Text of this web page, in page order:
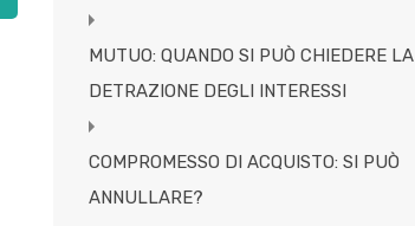
MUTUO: QUANDO SI PUÒ CHIEDERE LA
DETRAZIONE DEGLI INTERESSI
COMPROMESSO DI ACQUISTO: SI PUÒ
ANNULLARE?